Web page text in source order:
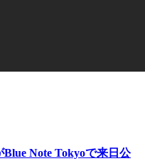
Blue Note Tokyoで来日公